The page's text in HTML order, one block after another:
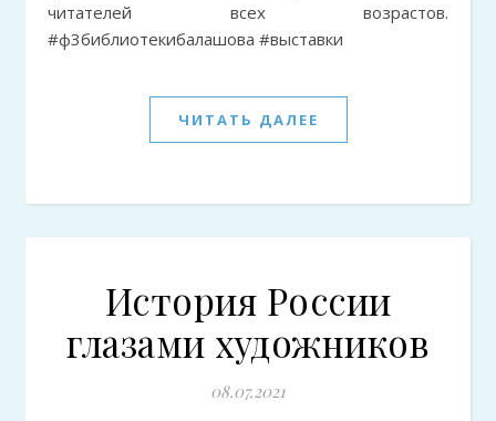
читателей всех возрастов.
#ф3библиотекибалашова #выставки
ЧИТАТЬ ДАЛЕЕ
История России
глазами художников
08.07.2021